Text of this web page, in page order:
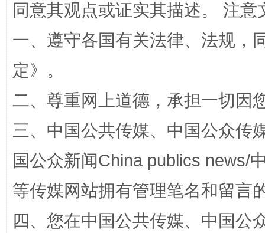
全民健身五年计划来了！等你上场
同意其观点或证实其描述。 注
一、遵守各国有关法律、法规，
定》。
二、尊重网上道德，承担一切因
三、中国公共传媒、中国公众传
国公众新闻China publics news/
等传媒网站拥有管理笔名和留言
四、您在中国公共传媒、中国公